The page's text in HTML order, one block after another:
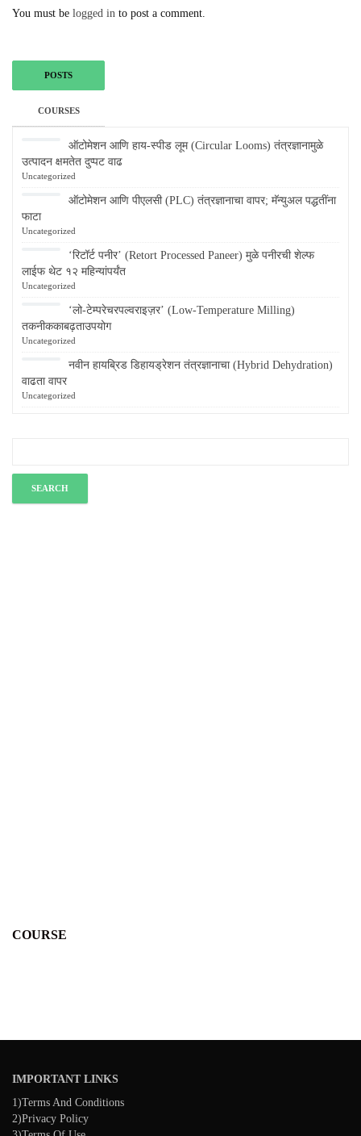
You must be logged in to post a comment.
POSTS
COURSES
ऑटोमेशन आणि हाय-स्पीड लूम (Circular Looms) तंत्रज्ञानामुळे
उत्पादन क्षमतेत दुप्पट वाढ
Uncategorized
ऑटोमेशन आणि पीएलसी (PLC) तंत्रज्ञानाचा वापर; मॅन्युअल पद्धतींना
फाटा
Uncategorized
‘रिटॉर्ट पनीर’ (Retort Processed Paneer) मुळे पनीरची शेल्फ
लाईफ थेट १२ महिन्यांपर्यंत
Uncategorized
‘लो-टेम्परेचरपल्वराइज़र’ (Low-Temperature Milling)
तकनीककाबढ़ताउपयोग
Uncategorized
नवीन हायब्रिड डिहायड्रेशन तंत्रज्ञानाचा (Hybrid Dehydration)
वाढता वापर
Uncategorized
COURSE
IMPORTANT LINKS
1)Terms And Conditions
2)Privacy Policy